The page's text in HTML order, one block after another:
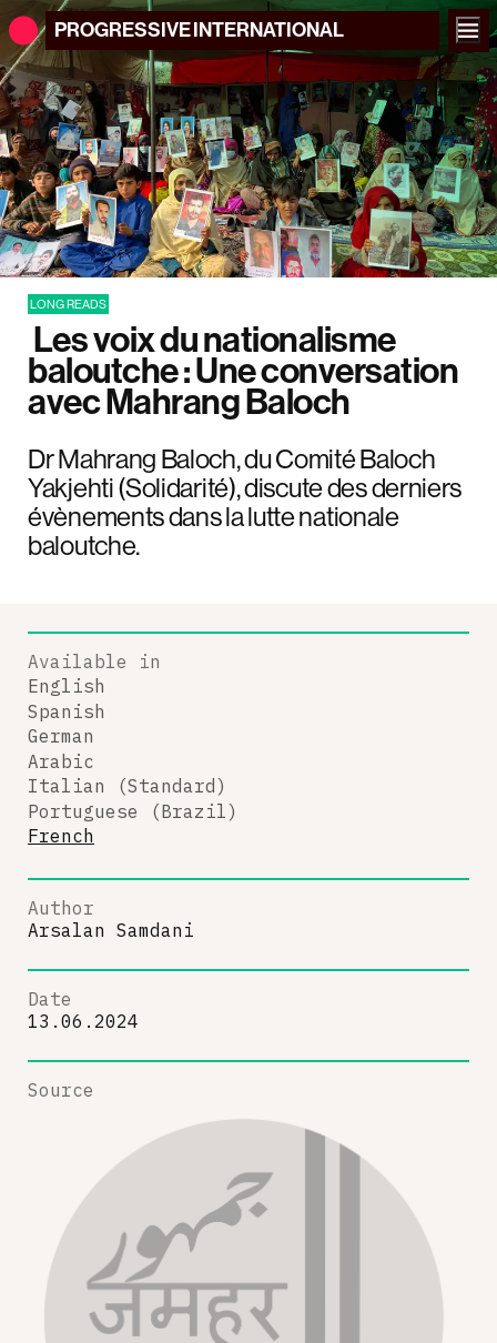
PROGRESSIVEINTERNATIONAL
LONG READS
Les voix du nationalisme
baloutche : Une conversation
avec Mahrang Baloch
Dr Mahrang Baloch, du Comité Baloch
Yakjehti (Solidarité), discute des derniers
évènements dans la lutte nationale
baloutche.
Available in
English
Spanish
German
Arabic
Italian (Standard)
Portuguese (Brazil)
French
Author
Arsalan Samdani
Date
13.06.2024
Source